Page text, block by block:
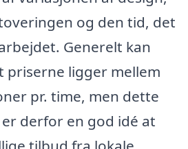
og den tid, det
Generelt kan
priserne ligger mellem
pr. time, men dette
derfor en god idé at